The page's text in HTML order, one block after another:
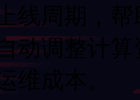
线周期
动调整计算
运维成本。